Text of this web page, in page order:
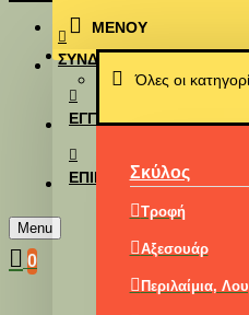
Επικοινωνία
ΜΕΝΟΥ
Όλες οι
Σκύλος
Τροφή
Αξεσουάρ
Περιλαίμια,
ΣΎΝΔΕΣΗ
ΕΓΓΡΑΦΉ
ΕΠΙΚΟΙΝΩΝΊΑ
Menu
0